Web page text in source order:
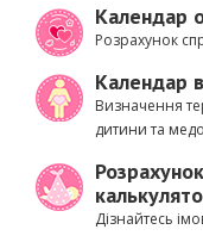
Календар
Розрахунок
Календар
Визначення
дитини та
Дізнайтесь